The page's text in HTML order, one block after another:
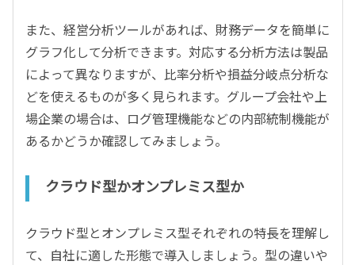
また、経営分析ツールがあれば、財務データを簡単に
グラフ化して分析できます。対応する分析方法は製品
によって異なりますが、比率分析や損益分岐点分析な
どを使えるものが多く見られます。グループ会社や上
場企業の場合は、ログ管理機能などの内部統制機能が
あるかどうか確認してみましょう。
クラウド型かオンプレミス型か
クラウド型とオンプレミス型それぞれの特長を理解し
て、自社に適した形態で導入しましょう。型の違いや